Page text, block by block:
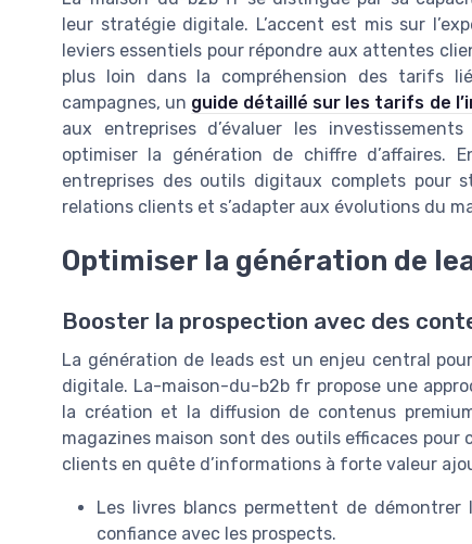
leur stratégie digitale. L’accent est mis sur
leviers essentiels pour répondre aux attentes
plus loin dans la compréhension des tarifs
campagnes, un guide détaillé sur les tarifs de
aux entreprises d’évaluer les
optimiser la génération de chiffre d’affaires.
entreprises des outils digitaux complets pour
relations clients et s’adapter aux évolutions du
Optimiser la génération de
Booster la prospection avec des
La génération de leads est un enjeu central
digitale. La-maison-du-b2b fr propose une
la création et la diffusion de contenus
magazines maison sont des outils efficaces
clients en quête d’informations à forte valeur
Les livres blancs permettent de démontrer
confiance avec les prospects.